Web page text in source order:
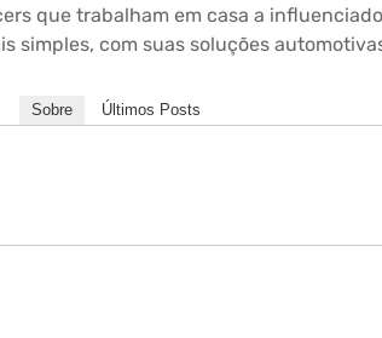
que trabalham em casa a
simples, com suas soluções
Sobre Últimos Posts